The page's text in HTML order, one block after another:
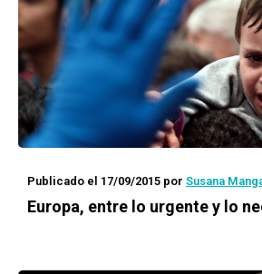
Publicado el 17/09/2015 por Susana
Europa, entre lo urgente y lo